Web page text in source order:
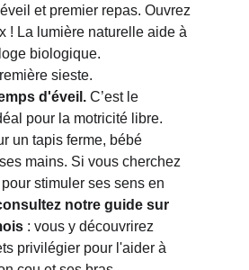
et premier repas. Ouvrez
! La lumière naturelle aide à
biologique.
sieste.
d'éveil. C’est le
pour la motricité libre.
un tapis ferme, bébé
mains. Si vous cherchez
stimuler ses sens en
notre guide sur
: vous y découvrirez
privilégier pour l'aider à